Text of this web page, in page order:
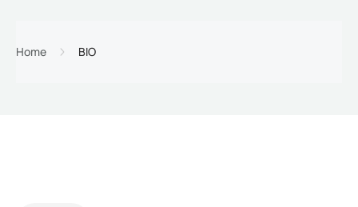
Home BIO